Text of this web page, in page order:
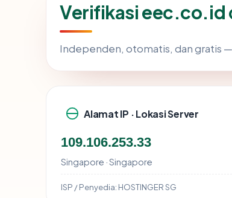
Verifikasi eec.co.id
Independen, otomatis, dan gratis
Alamat IP · Lokasi Server
109.106.253.33
Singapore · Singapore
ISP / Penyedia: HOSTINGER SG